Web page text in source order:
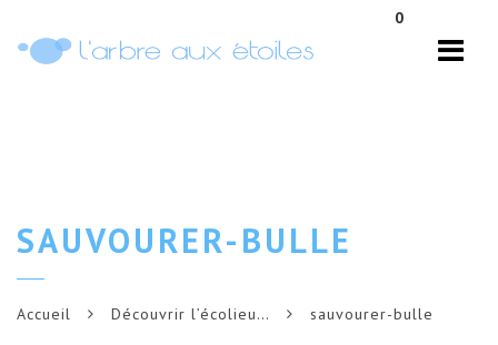
0
SAUVOURER-BULLE
Accueil Découvrir l’écolieu… sauvourer-bulle